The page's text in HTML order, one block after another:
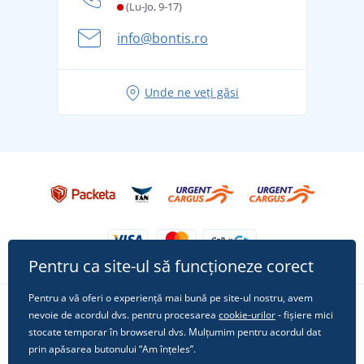
și în siguranță
Aventura de vară începe cu bagajul - pregătiți-vă
pentru vacanță fără griji
Tricoul preferat City în rol principal: ținute pentru
(Lu-Jo, 9-17)
info@bontis.ro
Unde ne veți găsi
Urmărește-ne pe rețelele sociale
Pentru ca site-ul să funcționeze corect
Pentru a vă oferi o experiență mai bună pe site-ul nostru, avem
nevoie de acordul dvs. pentru procesarea cookie-urilor- fișiere mici
stocate temporar în browserul dvs. Mulțumim pentru acordul dat
prin apăsarea butonului “Am înțeles”.